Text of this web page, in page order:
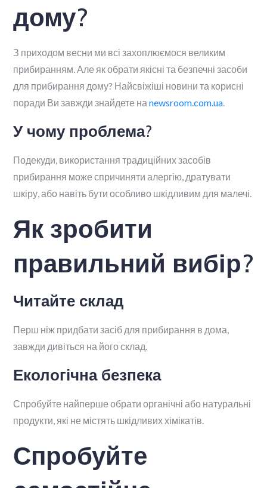
дому?
З приходом весни ми всі захоплюємося великим
прибиранням. Але як обрати якісні та безпечні засоби
для прибирання дому? Найсвіжіші новини та корисні
поради Ви завжди знайдете наnewsroom.com.ua.
У чому проблема?
Подекуди, використання традиційних засобів
прибирання може спричиняти алергію, дратувати
шкіру, або навіть бути особливо шкідливим для малечі.
Як зробити
правильний вибір?
Читайте склад
Перш ніж придбати засіб для прибирання в дома,
завжди дивіться на його склад.
Екологічна безпека
Спробуйте найперше обрати органічні або натуральні
продукти, які не містять шкідливих хімікатів.
Спробуйте